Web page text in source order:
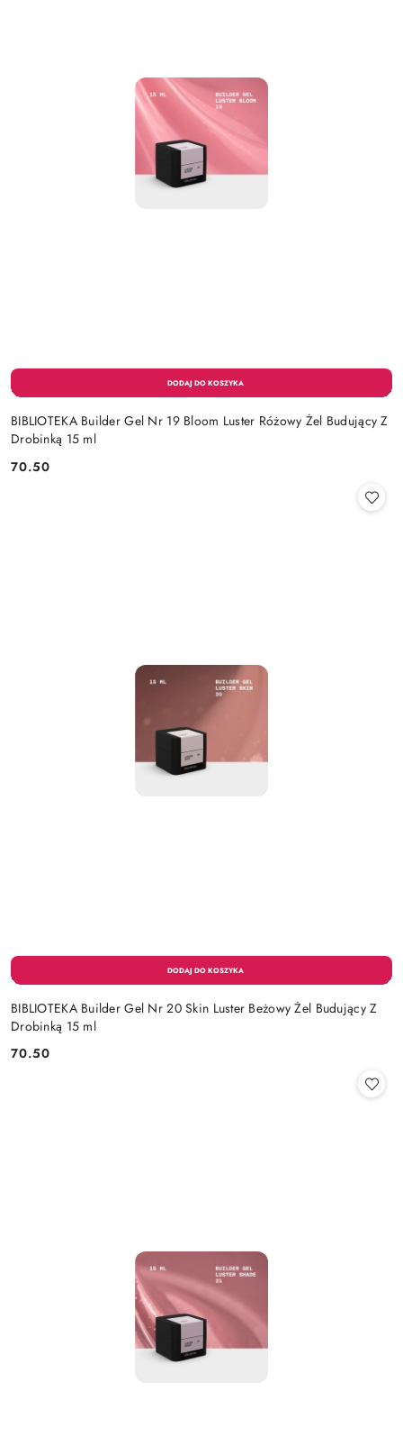
BIBLIOTEKA Builder Gel Nr 19 Bloom Luster Różowy Żel Budujący Z
Drobinką 15 ml
Cena:
70.50
BIBLIOTEKA Builder Gel Nr 20 Skin Luster Beżowy Żel Budujący Z
Drobinką 15 ml
Cena:
70.50